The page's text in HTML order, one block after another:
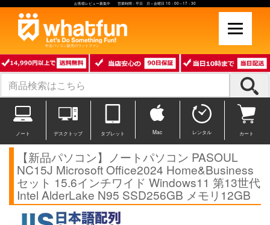
お客様レビュー募集中 営業時間：平日 月～金曜日 10：00～17：30
中古パソコン販売のワットファン
ノート デスクトップ タブレット Mac レンタル カート
【新品パソコン】ノートパソコン PASOUL
NC15J Microsoft Office2024 Home&Business
セット 15.6インチワイド Windows11 第13世代
Intel AlderLake N95 SSD256GB メモリ12GB